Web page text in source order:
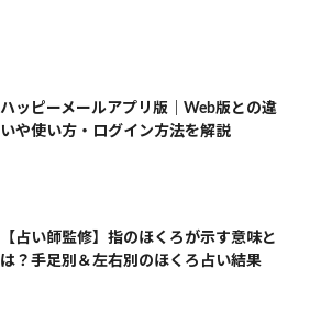
ハッピーメールアプリ版｜Web版との違
いや使い方・ログイン方法を解説
【占い師監修】指のほくろが示す意味と
は？手足別＆左右別のほくろ占い結果